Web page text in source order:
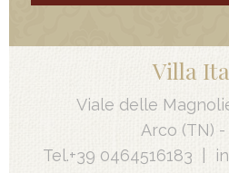
Villa
Viale delle
Arco (TN) -
Tel.+39 0464516183